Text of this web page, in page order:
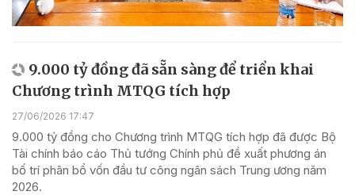
9.000 tỷ đồng đã sẵn sàng để triển khai
Chương trình MTQG tích hợp
27/06/2026 17:47
9.000 tỷ đồng cho Chương trình MTQG tích hợp đã được Bộ
Tài chính báo cáo Thủ tướng Chính phủ đề xuất phương án
bố trí phân bổ vốn đầu tư công ngân sách Trung ương năm
2026.